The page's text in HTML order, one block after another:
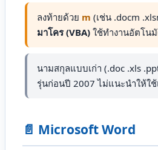
ลงท้ายด้วย m (เช่น .docm
มาโคร (VBA) ใช้ทำงานอัตโน
นามสกุลแบบเก่า (.doc .xls
รุ่นก่อนปี 2007 ไม่แนะนำให้ใ
📄 Microsoft Word